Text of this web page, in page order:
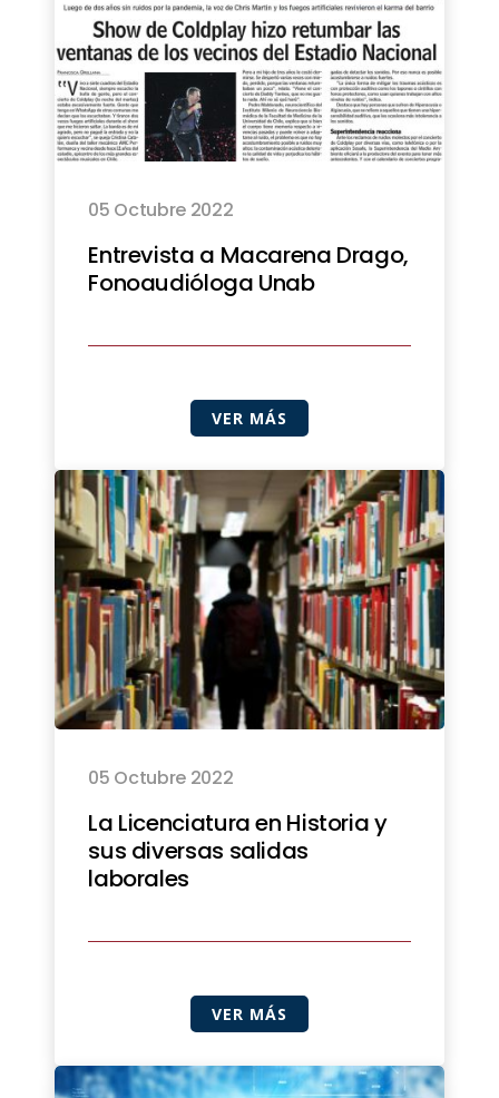
05 Octubre 2022
Entrevista a Macarena Drago,
Fonoaudióloga Unab
VER MÁS
05 Octubre 2022
La Licenciatura en Historia y
sus diversas salidas
laborales
VER MÁS